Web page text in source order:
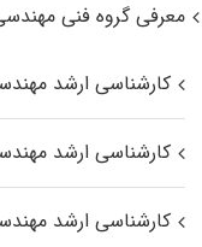
معرفی گروه فنی
کارشناسی ارشد
کارشناسی ارشد
کارشناسی ارشد